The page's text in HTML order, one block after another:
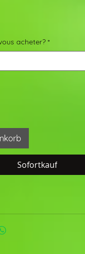
acheter? *
Sofortkauf